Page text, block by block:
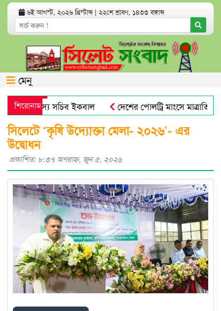
৬ই আগস্ট, ২০২৬ খ্রিস্টাব্দ | ২২শে শ্রাবণ, ১৪৩৩ বঙ্গাব্দ
মেনু
শিরোনাম
ও সদস্য সচিব ইকবাল
দেশের পোলট্রি মাংসে
বিএনপির কর্মসূচি
সিলেটে ‘কৃষি উদ্যোক্তা মেলা- ২০২৬’- এর
উদ্বোধন
প্রকাশিত: ৮:৩৭ অপরাহ্ণ, জুন ৫, ২০২৬